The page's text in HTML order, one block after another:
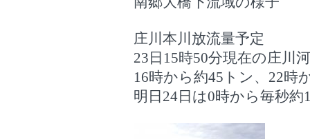
庄川本川放流量予定
23日15時50分現在の庄川
16時から約45トン、22時
明日24日は0時から毎秒